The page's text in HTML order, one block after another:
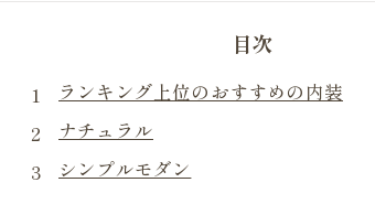
目次
ランキング上位のおすすめの内装
ナチュラル
シンプルモダン